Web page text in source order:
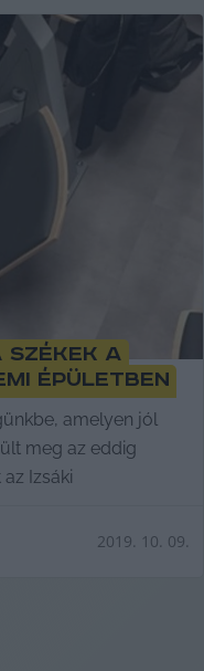
a
épületben
amelyen jól
meg az eddig
Izsáki
2019. 10. 09.